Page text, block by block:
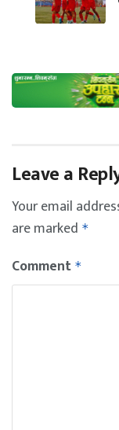
Leave a
Your email
are marked *
Comment *